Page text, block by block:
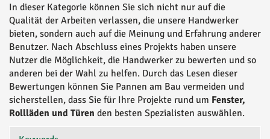
In dieser Kategorie können Sie sich nicht nur auf die
Qualität der Arbeiten verlassen, die unsere Handwerker
bieten, sondern auch auf die Meinung und Erfahrung anderer
Benutzer. Nach Abschluss eines Projekts haben unsere
Nutzer die Möglichkeit, die Handwerker zu bewerten und so
anderen bei der Wahl zu helfen. Durch das Lesen dieser
Bewertungen können Sie Pannen am Bau vermeiden und
sicherstellen, dass Sie für Ihre Projekte rund um Fenster,
Rollläden und Türen den besten Spezialisten auswählen.